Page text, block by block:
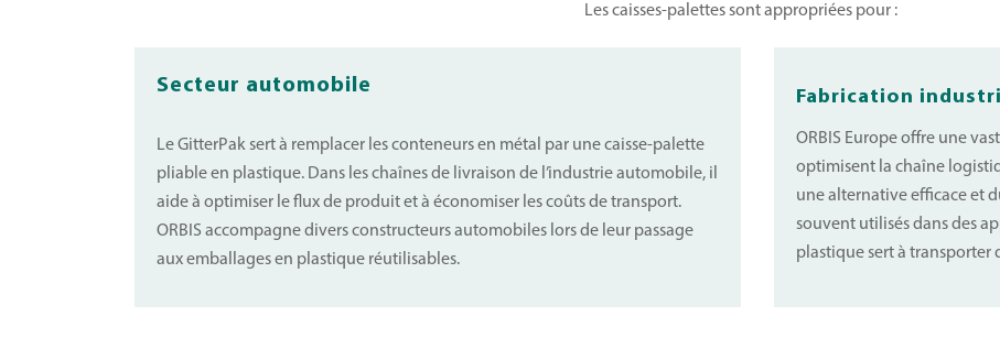
Les caisses-palettes sont appropriées pour :
Secteur automobile
Le GitterPak sert à remplacer les conteneurs en métal par une caisse-palette
pliable en plastique. Dans les chaînes de livraison de l’industrie automobile, il
aide à optimiser le flux de produit et à économiser les coûts de transport.
ORBIS accompagne divers constructeurs automobiles lors de leur passage
aux emballages en plastique réutilisables.
Fabrication
ORBIS Europe offre une
optimisent la chaîne
une alternative efficace et
souvent utilisés dans des
plastique sert à transporter